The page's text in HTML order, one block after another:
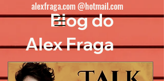
Blog do
Alex Fraga
alexfraga.com @hotmail.com